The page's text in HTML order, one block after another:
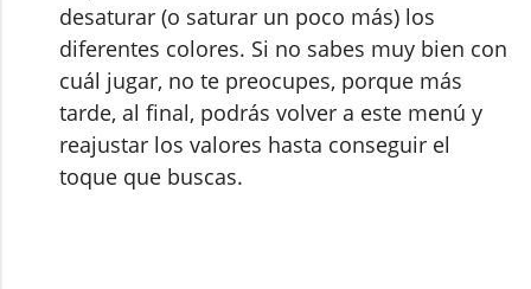
desaturar (o saturar un poco más) los
diferentes colores. Si no sabes muy bien con
cuál jugar, no te preocupes, porque más
tarde, al final, podrás volver a este menú y
reajustar los valores hasta conseguir el
toque que buscas.